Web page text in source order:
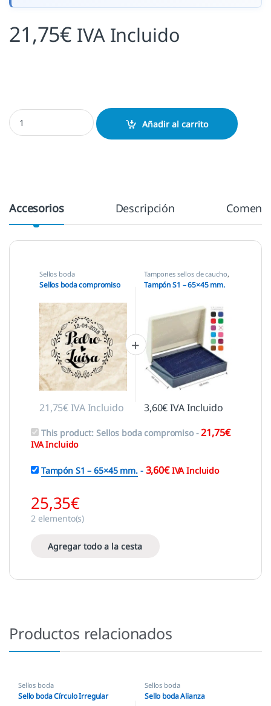
21,75€ IVA Incluido
Sellos boda compromiso cantidad
Añadir al carrito
Accesorios Descripción
Sellos boda
Sellos boda compromiso
21,75€IVA Incluido
Tampones sellos de caucho,
Sellos empresas
Tampón S1 – 65×45 mm.
3,60€IVA Incluido
This product: Sellos boda compromiso-21,75€
IVA Incluido
Tampón S1 – 65×45 mm.- 3,60€ IVA Incluido
25,35€
2elemento(s)
Agregar todo a la cesta
Productos relacionados
Sellos boda
Sello boda Círculo Irregular
Sellos boda
Sello boda Alianza